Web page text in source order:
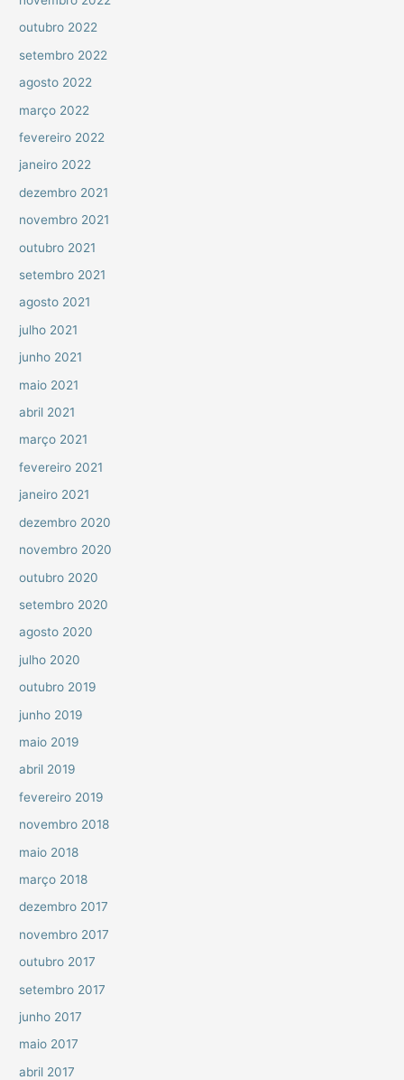
outubro 2022
setembro 2022
agosto 2022
março 2022
fevereiro 2022
janeiro 2022
dezembro 2021
novembro 2021
outubro 2021
setembro 2021
agosto 2021
julho 2021
junho 2021
maio 2021
abril 2021
março 2021
fevereiro 2021
janeiro 2021
dezembro 2020
novembro 2020
outubro 2020
setembro 2020
agosto 2020
julho 2020
outubro 2019
junho 2019
maio 2019
abril 2019
fevereiro 2019
novembro 2018
maio 2018
março 2018
dezembro 2017
novembro 2017
outubro 2017
setembro 2017
junho 2017
maio 2017
abril 2017